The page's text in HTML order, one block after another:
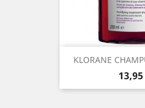
KLORANE